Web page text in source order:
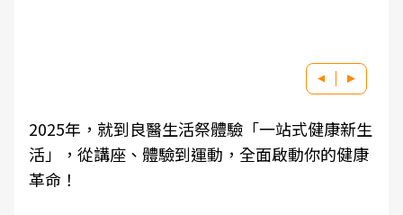
2025年，就到良醫生活祭體驗「一站式健康新生
活」，從講座、體驗到運動，全面啟動你的健康
革命！